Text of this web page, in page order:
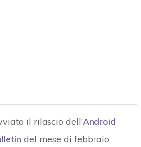
il rilascio dell’Android
del mese di febbraio